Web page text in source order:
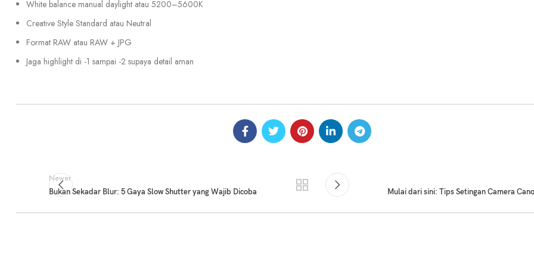
White balance manual daylight atau 5200–5600K
Creative Style Standard atau Neutral
Format RAW atau RAW + JPG
Jaga highlight di -1 sampai -2 supaya detail aman
Newer
Bukan Sekadar Blur: 5 Gaya Slow Shutter yang Wajib Dicoba Mulai dari sini: Tips Setingan Camera